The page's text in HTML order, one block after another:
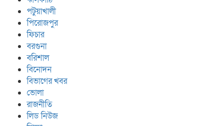
পটুয়াখালী
পিরোজপুর
ফিচার
বরগুনা
বরিশাল
বিনোদন
বিভাগের খবর
ভোলা
রাজনীতি
লিড নিউজ